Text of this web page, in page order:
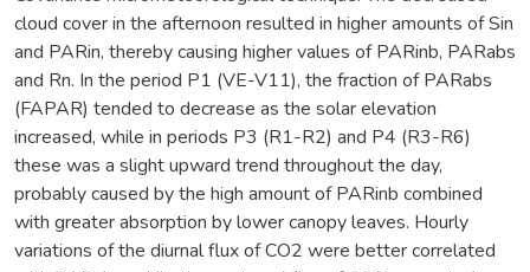
cloud cover in the afternoon resulted in higher amounts of Sin
and PARin, thereby causing higher values of PARinb, PARabs
and Rn. In the period P1 (VE-V11), the fraction of PARabs
(FAPAR) tended to decrease as the solar elevation
increased, while in periods P3 (R1-R2) and P4 (R3-R6)
these was a slight upward trend throughout the day,
probably caused by the high amount of PARinb combined
with greater absorption by lower canopy leaves. Hourly
variations of the diurnal flux of CO2 were better correlated